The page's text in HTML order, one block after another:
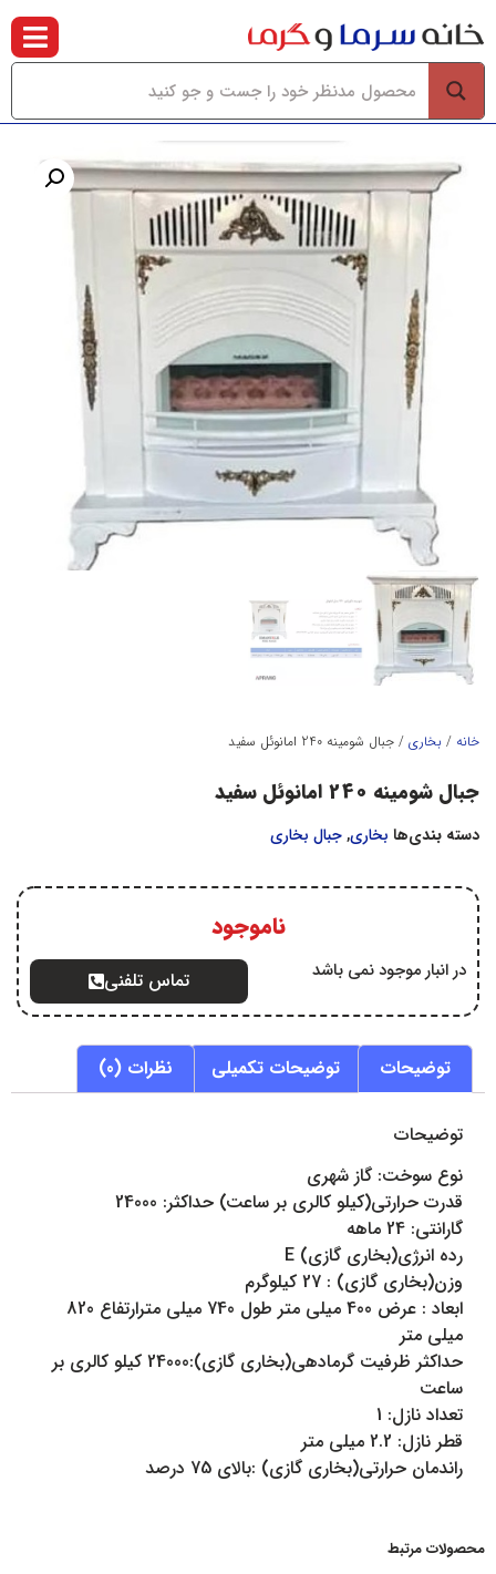
خانه / بخاري / جبال شومینه 240 امانوئل سفید
جبال شومینه 240 امانوئل سفید
دسته بندی‌ها بخاري,جبال بخاری
ناموجود
در انبار موجود نمی باشد تماس تلفنی
توضیحات توضیحات تکمیلی نظرات (0)
توضیحات
نوع سوخت: گاز شهری
قدرت حرارتی(کیلو کالری بر ساعت) حداکثر: 24000
گارانتی: 24 ماهه
رده انرژی(بخاری گازی) E
وزن(بخاری گازی) : 27 کیلوگرم
ابعاد : عرض 400 میلی متر طول 740 میلی مترارتفاع 820
میلی متر
حداکثر ظرفیت گرمادهی(بخاری گازی):24000 کیلو کالری بر
ساعت
تعداد نازل: 1
قطر نازل: 2.2 میلی متر
راندمان حرارتی(بخاری گازی) :بالای 75 درصد
محصولات مرتبط